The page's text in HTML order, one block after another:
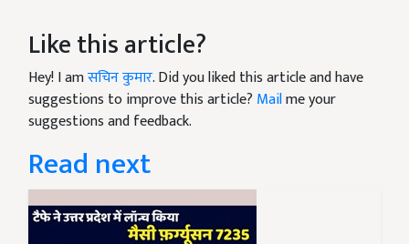
Like this article?
Hey! I amसचिन कुमार. Did you liked this article and have
suggestions to improve this article? Mailme your
suggestions and feedback.
Read next